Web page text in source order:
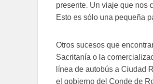
presente. Un viaje que nos
Esto es sólo una pequeña
Otros sucesos que
Sacritanía o la
línea de autobús a Ciudad
el gobierno del Conde de